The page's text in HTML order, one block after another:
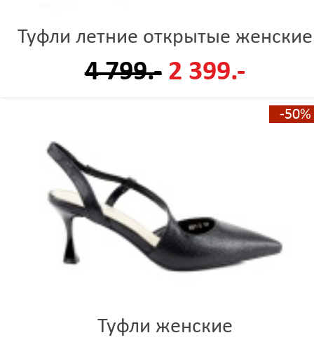
Туфли летние открытые женские
4 799.- 2 399.-
-50%
Туфли женские